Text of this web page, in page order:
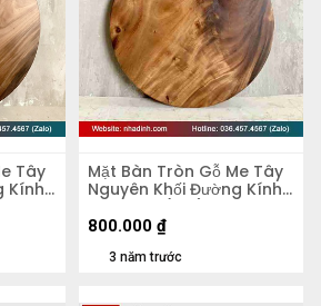
Tây
Kính
Mặt Bàn Tròn Gỗ Me Tây
Nguyên Khối Đường Kính
47 Dày 5 (cm)
3 năm trước
800.000 ₫